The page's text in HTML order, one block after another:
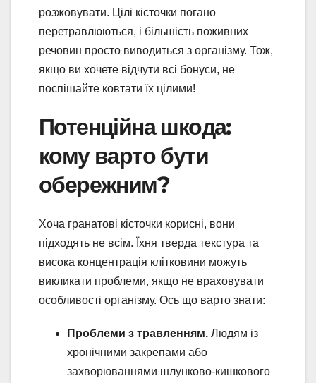
розжовувати. Цілі кісточки погано
перетравлюються, і більшість поживних
речовин просто виводиться з організму. Тож,
якщо ви хочете відчути всі бонуси, не
поспішайте ковтати їх цілими!
Потенційна шкода:
кому варто бути
обережним?
Хоча гранатові кісточки корисні, вони
підходять не всім. Їхня тверда текстура та
висока концентрація клітковини можуть
викликати проблеми, якщо не враховувати
особливості організму. Ось що варто знати:
Проблеми з травленням. Людям із
хронічними закрепами або
захворюваннями шлунково-кишкового